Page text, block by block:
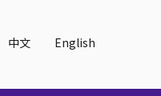
中文 English